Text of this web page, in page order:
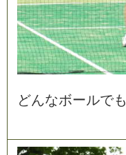
どんなボールでも